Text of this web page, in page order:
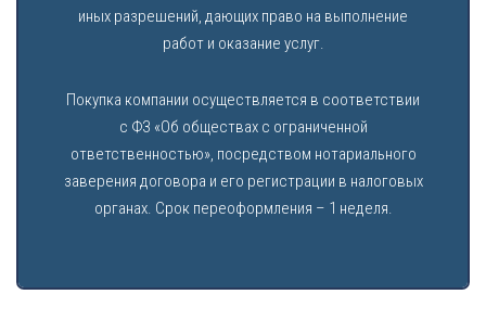
иных разрешений, дающих право на выполнение
работ и оказание услуг.
Покупка компании осуществляется в соответствии
с ФЗ «Об обществах с ограниченной
ответственностью», посредством нотариального
заверения договора и его регистрации в налоговых
органах. Срок переоформления – 1 неделя.